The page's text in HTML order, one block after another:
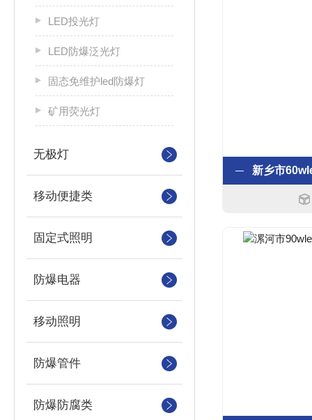
LED投光灯
LED防爆泛光灯
固态免维护led防爆灯
矿用荧光灯
无极灯
移动便捷类
固定式照明
防爆电器
移动照明
防爆管件
防爆防腐类